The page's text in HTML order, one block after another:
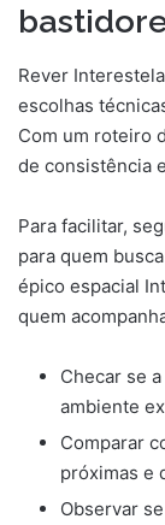
Rever
escolhas
Com um roteiro
de consistência
Para facilitar,
para quem
épico espacial
quem
Checar se
ambiente
Comparar
próximas e
Observar